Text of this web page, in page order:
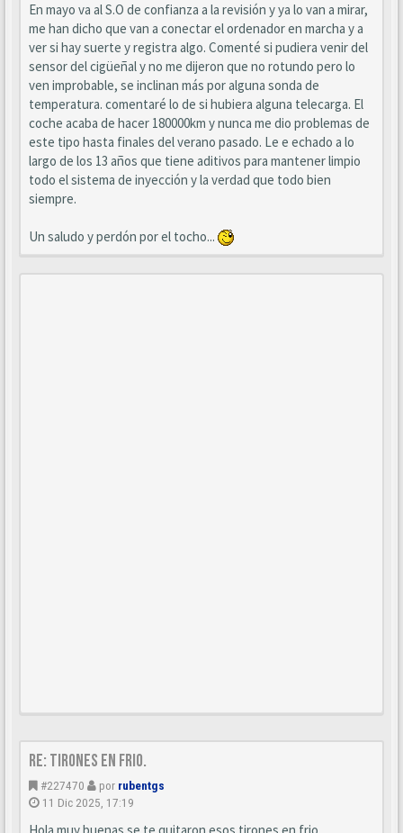
En mayo va al S.O de confianza a la revisión y ya lo van a mirar,
me han dicho que van a conectar el ordenador en marcha y a
ver si hay suerte y registra algo. Comenté si pudiera venir del
sensor del cigüeñal y no me dijeron que no rotundo pero lo
ven improbable, se inclinan más por alguna sonda de
temperatura. comentaré lo de si hubiera alguna telecarga. El
coche acaba de hacer 180000km y nunca me dio problemas de
este tipo hasta finales del verano pasado. Le e echado a lo
largo de los 13 años que tiene aditivos para mantener limpio
todo el sistema de inyección y la verdad que todo bien
siempre.
Un saludo y perdón por el tocho...
Re: Tirones en frio.
#227470 por rubentgs
11 Dic 2025, 17:19